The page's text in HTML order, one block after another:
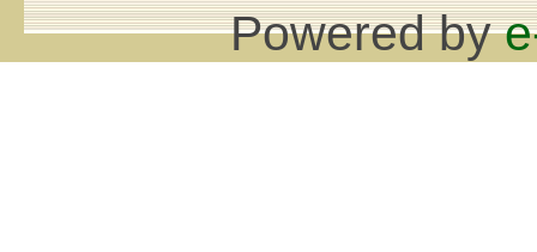
Powered by